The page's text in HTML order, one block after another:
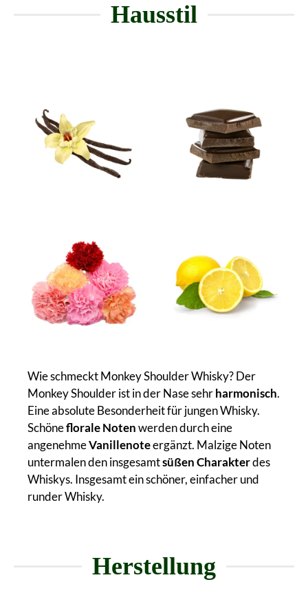
Hausstil
Wie schmeckt Monkey Shoulder Whisky? Der
Monkey Shoulder ist in der Nase sehrharmonisch.
Eine absolute Besonderheit für jungen Whisky.
Schöneflorale Notenwerden durch eine
angenehmeVanillenoteergänzt. Malzige Noten
untermalen den insgesamtsüßen Charakterdes
Whiskys. Insgesamt ein schöner, einfacher und
runder Whisky.
Herstellung